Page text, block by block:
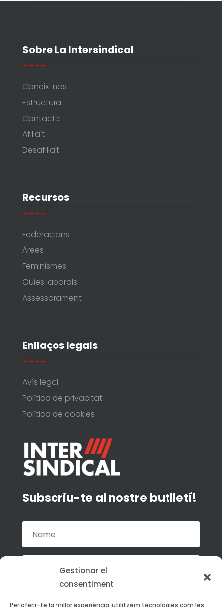
Gestionar el
consentiment
Per oferir-te la millor experiència, utilitzem tecnologies com les
Sobre La Intersindical
----
Coneix-nos
Estructura
Contacte
Afilia't
Desafilia't
Recursos
----
Federacions
Àrees
Feminismes
Guies laborals
Assessorament
Enllaços legals
----
Avís legal
Política de privacitat
Política de cookies
Subscriu-te al nostre butlletí!
Accepto la política de privacitat de La